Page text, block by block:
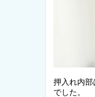
押入れ内
でした。